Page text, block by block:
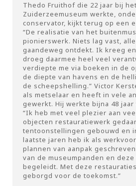
Thedo Fruithof die 22 jaar bij het
Zuiderzeemuseum werkte,
conservator, kijkt terug op een
“De realisatie van het
pionierswerk. Niets lag vast,
gaandeweg ontdekt. Ik kreeg
droeg daarmee heel veel
verdiepte me via boeken in de
de diepte van havens en de
de scheepshelling.” Victor
als metselaar en heeft in vele
gewerkt. Hij werkte bijna 48
“Ik heb met veel plezier aan
objecten restauratiewerk
tentoonstellingen gebouwd en
laatste jaren heb ik als
plannen van aanpak
van de museumpanden en
begeleidt. Met deze
geborgd voor de toekomst.”